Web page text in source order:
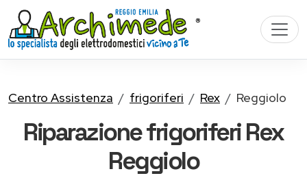
Centro Assistenza frigoriferi Rex Reggiolo
Riparazionefrigoriferi Rex
Reggiolo